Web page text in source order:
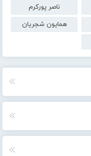
ناصر پورکرم
همایون شجریان